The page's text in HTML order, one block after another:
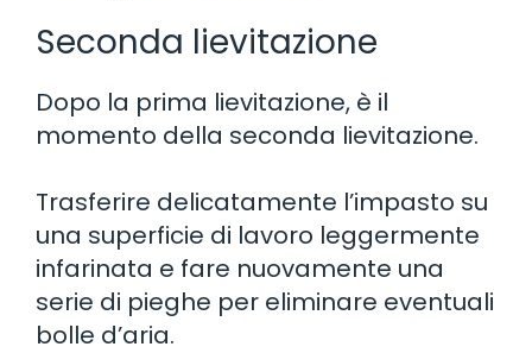
Seconda lievitazione
Dopo la prima lievitazione, è il
momento della seconda lievitazione.
Trasferire delicatamente l’impasto su
una superficie di lavoro leggermente
infarinata e fare nuovamente una
serie di pieghe per eliminare eventuali
bolle d’aria.